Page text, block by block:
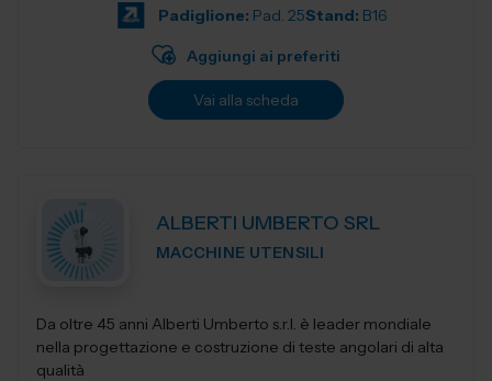
Padiglione: Pad. 25Stand: B16
Aggiungi ai preferiti
Vai alla scheda
ALBERTI UMBERTO SRL
MACCHINE UTENSILI
Da oltre 45 anni Alberti Umberto s.r.l. è leader mondiale
nella progettazione e costruzione di teste angolari di alta
qualità